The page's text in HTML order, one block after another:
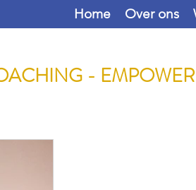
Home Over ons
-